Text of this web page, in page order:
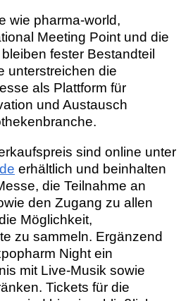
wie pharma-world,
Meeting Point und die
fester Bestandteil
unterstreichen die
als Plattform für
und Austausch
sind online unter
erhältlich und beinhalten
die Teilnahme an
den Zugang zu allen
Möglichkeit,
zu sammeln. Ergänzend
Night ein
mit Live-Musik sowie
Tickets für die